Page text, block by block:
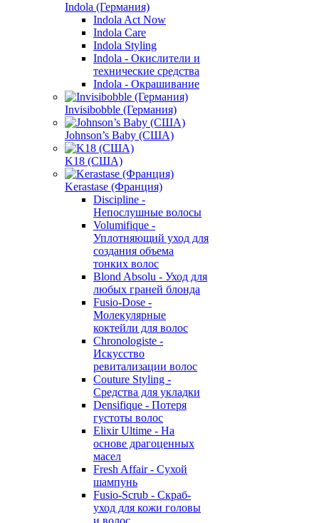
Indola (Германия)
Indola Act Now
Indola Care
Indola Styling
Indola - Окислители и
технические средства
Indola - Окрашивание
Invisibobble (Германия)
Johnson’s Baby (США)
K18 (США)
Kerastase (Франция)
Discipline -
Непослушные волосы
Volumifique -
Уплотняющий уход для
создания объема
тонких волос
Blond Absolu - Уход для
любых граней блонда
Fusio-Dose -
Молекулярные
коктейли для волос
Chronologiste -
Искусство
ревитализации волос
Couture Styling -
Средства для укладки
Densifique - Потеря
густоты волос
Elixir Ultime - На
основе драгоценных
масел
Fresh Affair - Сухой
шампунь
Fusio-Scrub - Скраб-
уход для кожи головы
и волос